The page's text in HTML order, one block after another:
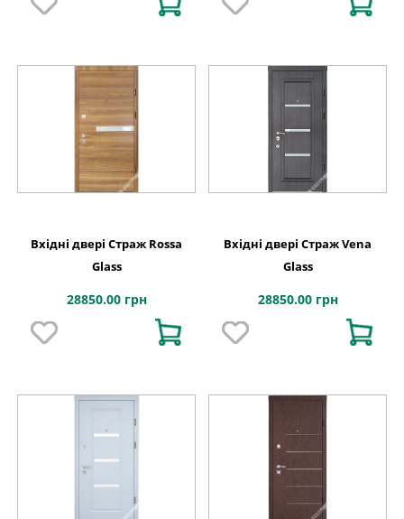
Вхідні двері Страж Rossa
Glass
28850.00 грн
Вхідні двері Страж Vena
Glass
28850.00 грн